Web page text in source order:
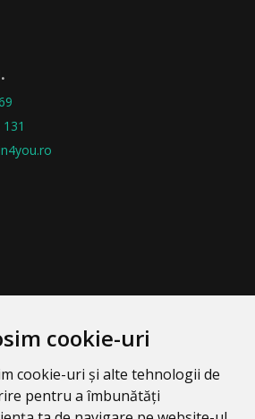
cookie-uri
cookie-uri și alte tehnologii de
pentru a îmbunătăți